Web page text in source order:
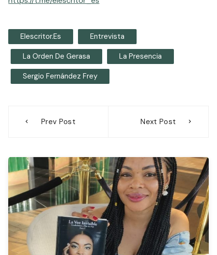
Elescritor.es Entrevista
La Orden De Gerasa La Presencia
Sergio Fernández Frey
Prev Post Next Post